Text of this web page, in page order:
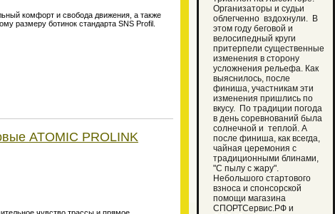
Организаторы и судьи
облегченно вздохнули. В
этом году беговой и
велосипедный круги
притерпели существенные
изменения в сторону
усложнения рельефа. Как
выяснилось, после
финиша, участникам эти
изменения пришлись по
вкусу. По традиции погода
в день соревнований была
солнечной и теплой. А
после финиша, как всегда,
чайная церемония с
традиционными блинами,
"С пылу с жару".
Небольшого стартового
взноса и спонсорской
помощи магазина
СПОРТСервис.РФ и
комфорт и свобода движения, а также
размеру ботинок стандарта SNS Profil.
ATOMIC PROLINK